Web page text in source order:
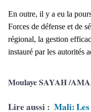
En outre, il y a eu la
Forces de défense et de
régional, la gestion
instauré par les autorités
Moulaye SAYAH /
Lire aussi : Mali: Les